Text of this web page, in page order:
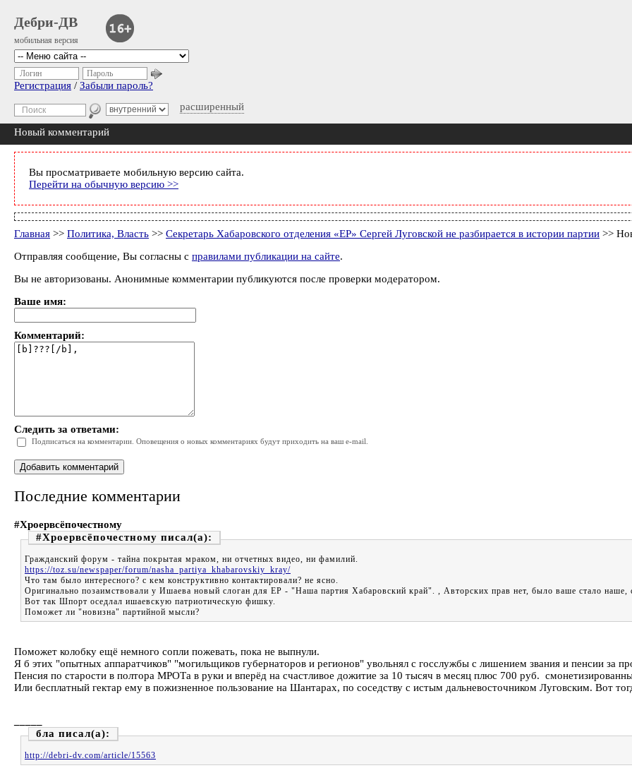
Дебри-ДВ
мобильная версия
расширенный
Логин Пароль
Регистрация / Забыли пароль?
Новый комментарий
Вы просматриваете мобильную версию сайта.
Перейти на обычную версию >>
Главная >> Политика, Власть >> Секретарь Хабаровского отделения «ЕР» Сергей Луговской не разбирается в истории партии >>
Отправляя сообщение, Вы согласны с правилами публикации на сайте.
Вы не авторизованы. Анонимные комментарии публикуются после проверки модератором.
Ваше имя:
Комментарий:
Следить за ответами:
Подписаться на комментарии. Оповещения о новых комментариях будут приходить на ваш e-mail.
Последние комментарии
#Хроервсёпочестному
#Хроервсёпочестному
Гражданский форум - тайна покрытая мраком, ни отчетных видео, ни фамилий.
https://toz.su/newspaper/forum/nasha_partiya_khabarovskiy_kray/
Что там было интересного? с кем конструктивно контактировали? не ясно.
Оригинально позаимствовали у Ишаева новый слоган для ЕР - "Наша партия Хабаровский край". , Авторских прав нет, было ваше стало наше,
Вот так Шпорт оседлал ишаевскую патриотическую фишку.
Поможет ли "новизна" партийной мысли?
Поможет колобку ещё немного сопли пожевать, пока не выпнули.
Я б этих "опытных аппаратчиков" "могильщиков губернаторов и регионов" увольнял с госслужбы с лишением звания и пенсии за
Пенсия по старости в полтора МРОТа в руки и вперёд на счастливое дожитие за 10 тысяч в месяц плюс 700 руб.
Или бесплатный гектар ему в пожизненное пользование на Шантарах, по соседству с истым дальневосточником Луговским. Вот
бла
http://debri-dv.com/article/15563